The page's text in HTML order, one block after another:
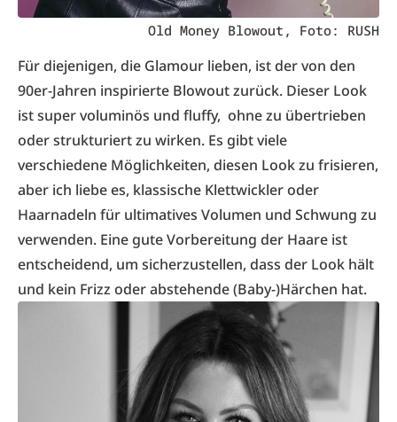
Old Money Blowout, Foto: RUSH
Für diejenigen, die Glamour lieben, ist der von den
90er-Jahren inspirierte Blowout zurück. Dieser Look
ist super voluminös und fluffy, ohne zu übertrieben
oder strukturiert zu wirken. Es gibt viele
verschiedene Möglichkeiten, diesen Look zu frisieren,
aber ich liebe es, klassische Klettwickler oder
Haarnadeln für ultimatives Volumen und Schwung zu
verwenden. Eine gute Vorbereitung der Haare ist
entscheidend, um sicherzustellen, dass der Look hält
und kein Frizz oder abstehende (Baby-)Härchen hat.